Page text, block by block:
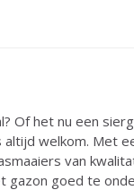
Of het nu een
welkom. Met
van
gazon goed te